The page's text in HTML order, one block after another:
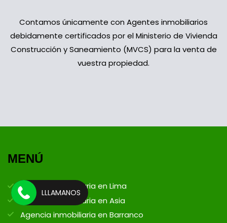
Contamos únicamente con Agentes inmobiliarios
debidamente certificados por el Ministerio de Vivienda
Construcción y Saneamiento (MVCS) para la venta de
vuestra propiedad.
MENÚ
Agencia inmobiliaria en Lima
Agencia inmobiliaria en Asia
Agencia inmobiliaria en Barranco
LLLAMANOS